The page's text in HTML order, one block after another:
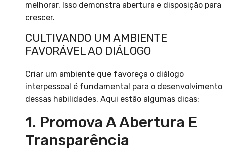
melhorar. Isso demonstra abertura e disposição para
crescer.
CULTIVANDO UM AMBIENTE
FAVORÁVEL AO DIÁLOGO
Criar um ambiente que favoreça o diálogo
interpessoal é fundamental para o desenvolvimento
dessas habilidades. Aqui estão algumas dicas:
1. Promova A Abertura E
Transparência